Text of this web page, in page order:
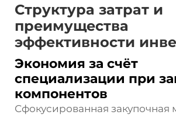
Структура затрат и
преимущества
эффективности
Экономия за счёт
специализации при
компонентов
Сфокусированная закупочная